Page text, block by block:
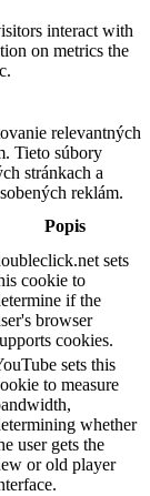
interact with
on metrics the
relevantných
Tieto súbory
stránkach a
reklám.
Popis
sets
cookie to
if the
browser
cookies.
sets this
to measure
whether
user gets the
or old player